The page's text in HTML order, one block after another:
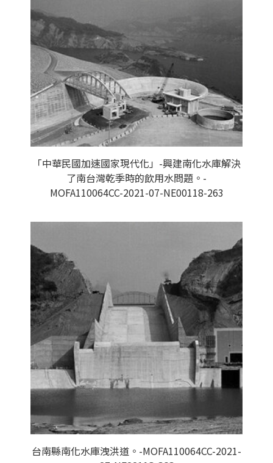
「中華民國加速國家現代化」-興建南化水庫解決
了南台灣乾季時的飲用水問題。-
MOFA110064CC-2021-07-NE00118-263
台南縣南化水庫洩洪道。-MOFA110064CC-2021-